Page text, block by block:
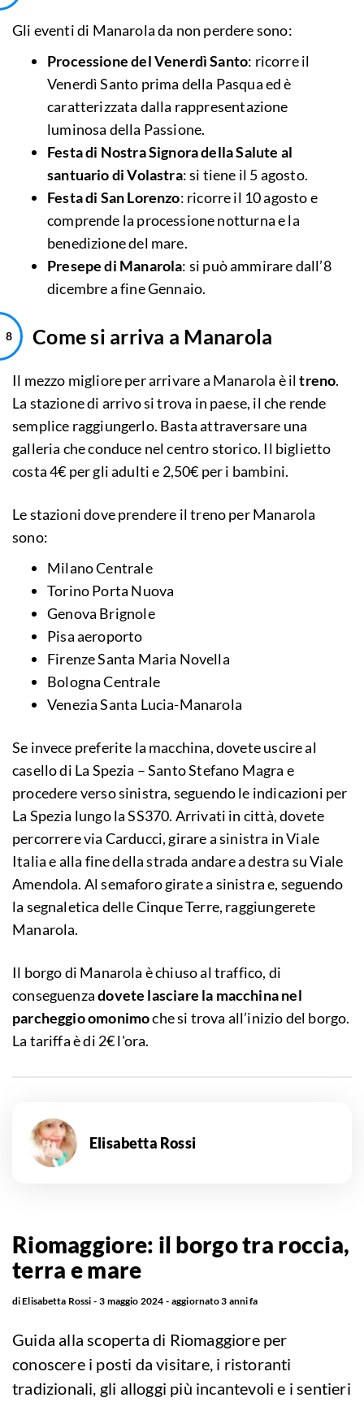
Gli eventi di Manarola da non perdere sono:
Processione del Venerdì Santo: ricorre il
Venerdì Santo prima della Pasqua ed è
caratterizzata dalla rappresentazione
luminosa della Passione.
Festa di Nostra Signora della Salute al
santuario di Volastra: si tiene il 5 agosto.
Festa di San Lorenzo: ricorre il 10 agosto e
comprende la processione notturna e la
benedizione del mare.
Presepe di Manarola: si può ammirare dall’8
dicembre a fine Gennaio.
Come si arriva a Manarola
Il mezzo migliore per arrivare a Manarola è iltreno.
La stazione di arrivo si trova in paese, il che rende
semplice raggiungerlo. Basta attraversare una
galleria che conduce nel centro storico. Il biglietto
costa 4€ per gli adulti e 2,50€ per i bambini.
Le stazioni dove prendere il treno per Manarola
sono:
Milano Centrale
Torino Porta Nuova
Genova Brignole
Pisa aeroporto
Firenze Santa Maria Novella
Bologna Centrale
Venezia Santa Lucia-Manarola
Se invece preferite la macchina, dovete uscire al
casello di La Spezia – Santo Stefano Magra e
procedere verso sinistra, seguendo le indicazioni per
La Spezia lungo la SS370. Arrivati in città, dovete
percorrere via Carducci, girare a sinistra in Viale
Italia e alla fine della strada andare a destra su Viale
Amendola. Al semaforo girate a sinistra e, seguendo
la segnaletica delle Cinque Terre, raggiungerete
Manarola.
Il borgo di Manarola è chiuso al traffico, di
conseguenzadovete lasciare la macchina nel
parcheggio omonimoche si trova all’inizio del borgo.
La tariffa è di 2€ l'ora.
Elisabetta Rossi
Riomaggiore: il borgo tra roccia,
terra e mare
diElisabetta Rossi 3 maggio 2024 aggiornato3 anni fa
Guida alla scoperta di Riomaggiore per
conoscere i posti da visitare, i ristoranti
tradizionali, gli alloggi più incantevoli e i sentieri